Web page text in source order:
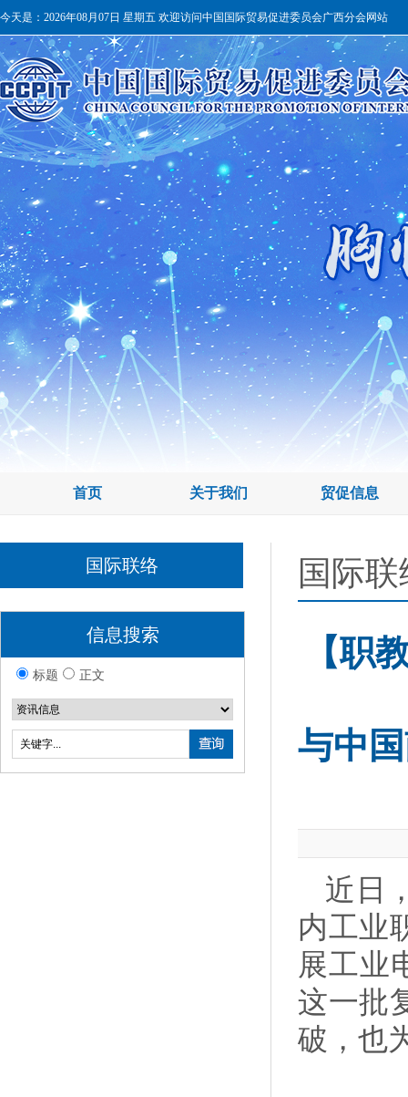
今天是： 2026年08月07日 星期五 欢迎访问中国国际贸易促进委员会广西分会网站
首页 关于我们 贸促信息
国际联络
信息搜索
标题 正文
国际联
【职
与中
近日
内工业
展工业
这一批
破，也